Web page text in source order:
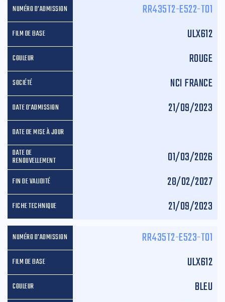
RR435T2-E522-T01
ULX612
ROUGE
NCI FRANCE
21/09/2023
01/03/2026
28/02/2027
21/09/2023
RR435T2-E523-T01
ULX612
BLEU